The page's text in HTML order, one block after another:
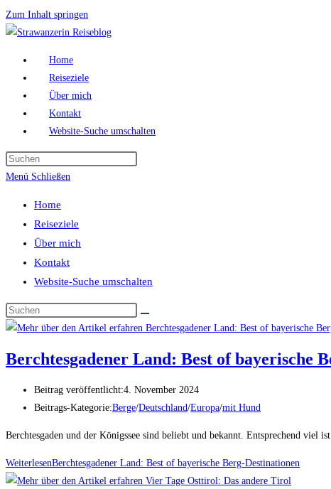
Zum Inhalt springen
Home
Reiseziele
Über mich
Kontakt
Website-Suche umschalten
Menü Schließen
Home
Reiseziele
Über mich
Kontakt
Website-Suche umschalten
Berchtesgadener Land: Best of bayerische
Beitrag veröffentlicht:4. November 2024
Beitrags-Kategorie:Berge/Deutschland/Europa/mit Hund
Berchtesgaden und der Königssee sind beliebt und bekannt. Entsprechend viel
WeiterlesenBerchtesgadener Land: Best of bayerische Berg-Destinationen